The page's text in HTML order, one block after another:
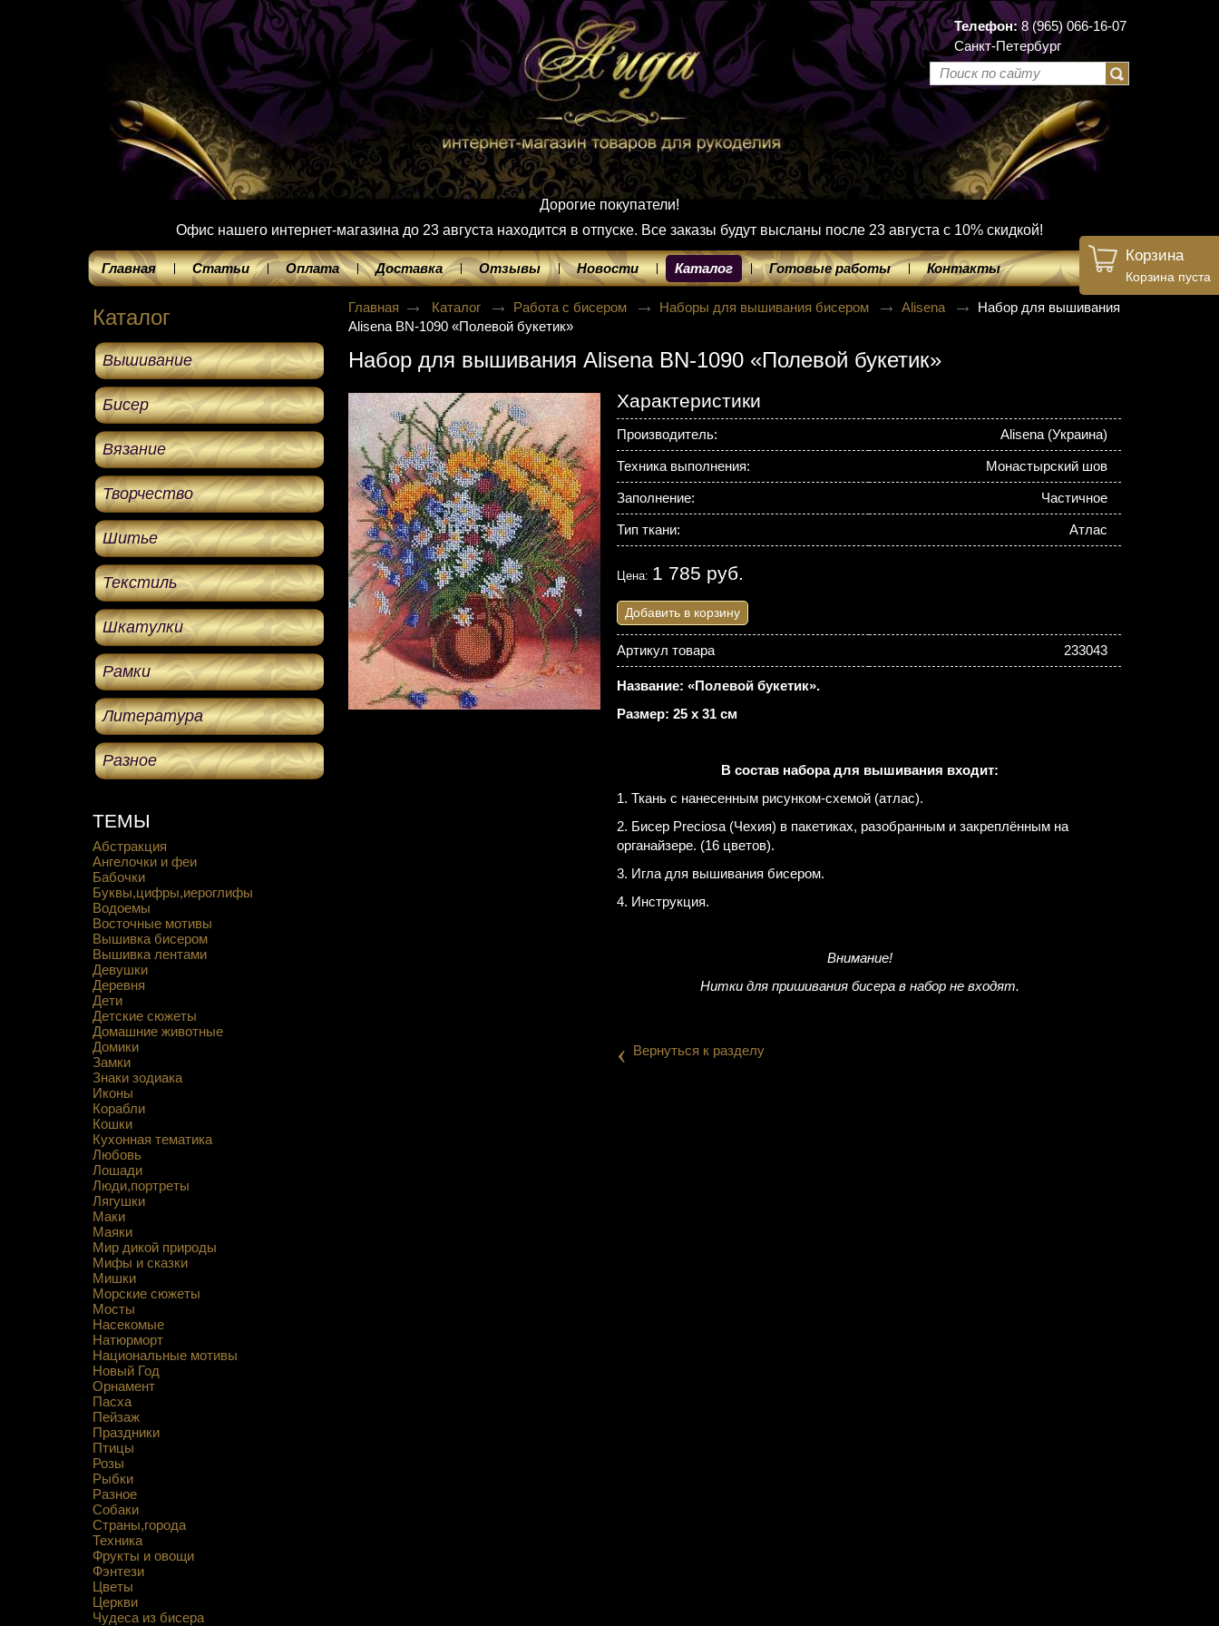
Телефон:8 (965) 066-16-07
Санкт-Петербург
Дорогие покупатели!
Офис нашего интернет-магазина до 23 августа находится в отпуске. Все заказы будут высланы после 23 августа с 10% скидкой!
Главная Статьи Оплата Доставка Отзывы Новости Каталог Готовые работы Контакты
Каталог
Вышивание
Бисер
Вязание
Творчество
Шитье
Текстиль
Шкатулки
Рамки
Литература
Разное
Корзина
Корзина пуста
ТЕМЫ
Абстракция
Ангелочки и феи
Бабочки
Буквы,цифры,иероглифы
Водоемы
Восточные мотивы
Вышивка бисером
Вышивка лентами
Девушки
Деревня
Дети
Детские сюжеты
Домашние животные
Домики
Замки
Знаки зодиака
Иконы
Корабли
Кошки
Кухонная тематика
Любовь
Лошади
Люди,портреты
Лягушки
Маки
Маяки
Мир дикой природы
Мифы и сказки
Мишки
Морские сюжеты
Мосты
Насекомые
Натюрморт
Национальные мотивы
Новый Год
Орнамент
Пасха
Пейзаж
Праздники
Птицы
Розы
Рыбки
Разное
Собаки
Страны,города
Техника
Фрукты и овощи
Фэнтези
Цветы
Церкви
Чудеса из бисера
Главная Каталог Работа с бисером Наборы для вышивания бисером Alisena
Набор для вышивания
Alisena BN-1090 «Полевой букетик»
Набор для вышивания Alisena BN-1090 «Полевой букетик»
Характеристики
Производитель: Alisena (Украина)
Техника выполнения: Монастырский шов
Заполнение: Частичное
Тип ткани: Атлас
Цена: 1 785 руб.
Добавить в корзину
Артикул товара 233043
Название: «Полевой букетик».
Размер: 25 х 31 см
В состав набора для вышивания входит:
1. Ткань с нанесенным рисунком-схемой (атлас).
2. Бисер Preciosa (Чехия) в пакетиках, разобранным и закреплённым на
органайзере. (16 цветов).
3. Игла для вышивания бисером.
4. Инструкция.
Внимание!
Нитки для пришивания бисера в набор не входят.
‹ Вернуться к разделу